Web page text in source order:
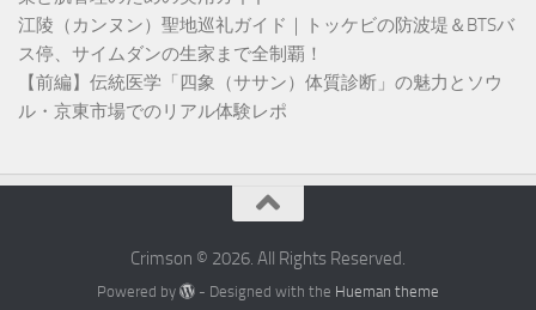
江陵（カンヌン）聖地巡礼ガイド｜トッケビの防波堤＆BTSバ
ス停、サイムダンの生家まで全制覇！
【前編】伝統医学「四象（ササン）体質診断」の魅力とソウ
ル・京東市場でのリアル体験レポ
Crimson © 2026. All Rights Reserved.
Powered by - Designed with the Hueman theme